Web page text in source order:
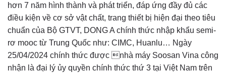
hơn 7 năm hình thành và phát triển, đáp ứng đầy đủ các
điều kiện về cơ sở vật chất, trang thiết bị hiện đại theo tiêu
chuẩn của Bộ GTVT, DONG A chính thức nhập khẩu semi-
rơ mooc từ Trung Quốc như: CIMC, Huanlu… Ngày
25/04/2024 chính thức được nhà máy Soosan Vina công
nhận là đại lý ủy quyền chính thức thứ 3 tại Việt Nam trên